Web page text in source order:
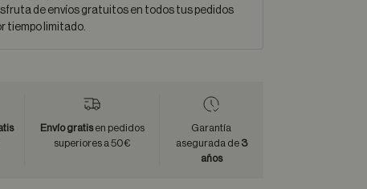
de envíos gratuitos en todos tus pedidos
tiempo limitado.
Envío gratisen pedidos
superiores a 50€
Garantía
asegurada de 3
años